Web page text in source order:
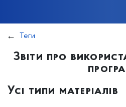
Теги
Звіти про
Усі типи матеріалів